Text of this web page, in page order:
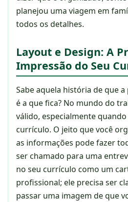
planejou uma viagem em
todos os detalhes.
Layout e Design: A
Impressão do Seu
Sabe aquela história de que
é a que fica? No mundo do
válido, especialmente
currículo. O jeito que você
as informações pode fazer
ser chamado para uma
no seu currículo como um
profissional; ele precisa ser
passar uma imagem de que